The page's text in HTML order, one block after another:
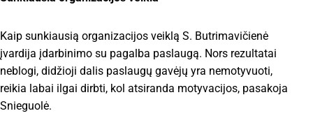
Kaip sunkiausią organizacijos veiklą S. Butrimavičienė
įvardija įdarbinimo su pagalba paslaugą. Nors rezultatai
neblogi, didžioji dalis paslaugų gavėjų yra nemotyvuoti,
reikia labai ilgai dirbti, kol atsiranda motyvacijos, pasakoja
Snieguolė.